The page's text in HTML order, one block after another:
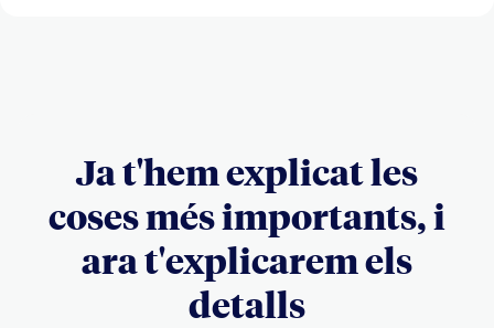
Ja t'hem explicat les
coses més importants, i
ara t'explicarem els
detalls